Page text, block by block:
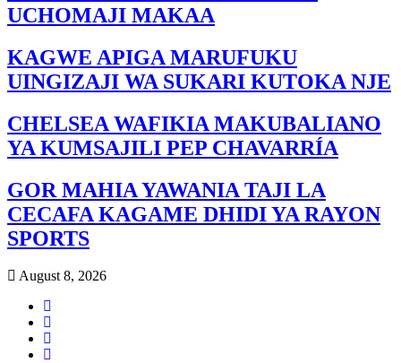
UCHOMAJI MAKAA
KAGWE APIGA MARUFUKU
UINGIZAJI WA SUKARI KUTOKA NJE
CHELSEA WAFIKIA MAKUBALIANO
YA KUMSAJILI PEP CHAVARRÍA
GOR MAHIA YAWANIA TAJI LA
CECAFA KAGAME DHIDI YA RAYON
SPORTS
August 8, 2026